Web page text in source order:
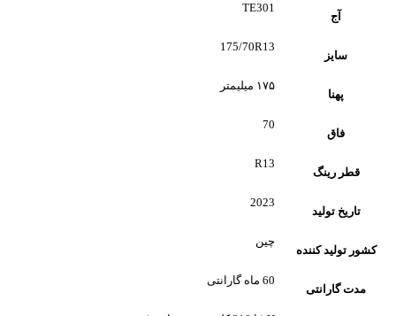
آج
TE301
سایز
175/70R13
پهنا
۱۷۵ میلیمتر
فاق
70
قطر رینگ
R13
تاریخ تولید
2023
کشور تولید کننده
چین
مدت گارانتی
60 ماه گارانتی